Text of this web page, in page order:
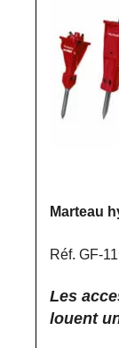
Marteau
Réf. GF-11
Les
louent